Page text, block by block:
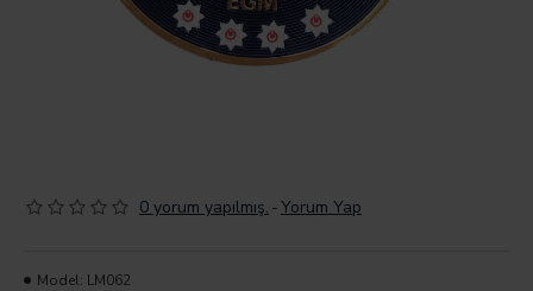
0 yorum yapılmış. -Yorum Yap
Model: LM062